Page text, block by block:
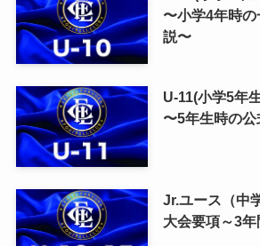
〜小学4年時
説〜
U-11(小学5年
〜5年生時の
Jr.ユース（中
大会要項～3